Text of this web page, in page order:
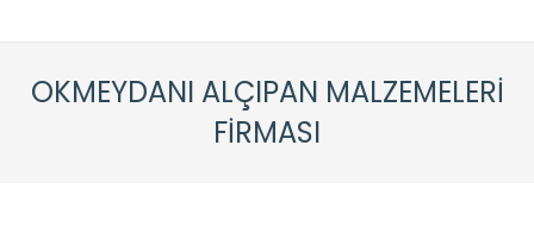
OKMEYDANI ALÇIPAN MALZEMELERI
FIRMASI